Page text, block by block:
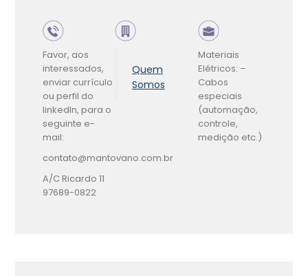
Favor, aos
interessados,
enviar currículo
ou perfil do
linkedIn, para o
seguinte e-
mail:
contato@mantovano.com.br
A/C Ricardo 11
97689-0822
Quem
Somos
Materiais
Elétricos: –
Cabos
especiais
(automação,
controle,
medição etc.)